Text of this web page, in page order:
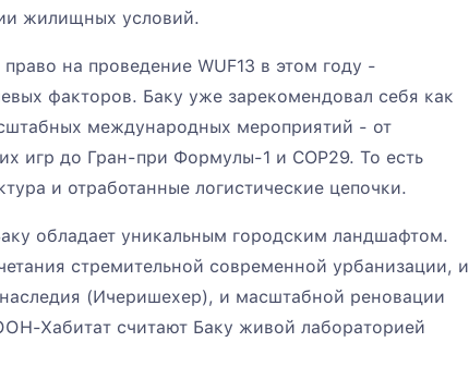
жилищных условий.
на проведение WUF13 в этом году -
факторов. Баку уже зарекомендовал себя как
международных мероприятий - от
игр до Гран-при Формулы-1 и COP29. То есть
и отработанные логистические цепочки.
обладает уникальным городским ландшафтом.
стремительной современной урбанизации, и
(Ичеришехер), и масштабной реновации
Хабитат считают Баку живой лабораторией